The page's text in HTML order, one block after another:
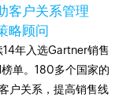
客户关系管理
略顾问
14年入选Gartner销售
单。180多个国家的
户关系，提高销售线